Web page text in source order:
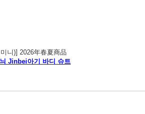
니)] 2026年春夏商品
Jinbei아기 바디 슈트